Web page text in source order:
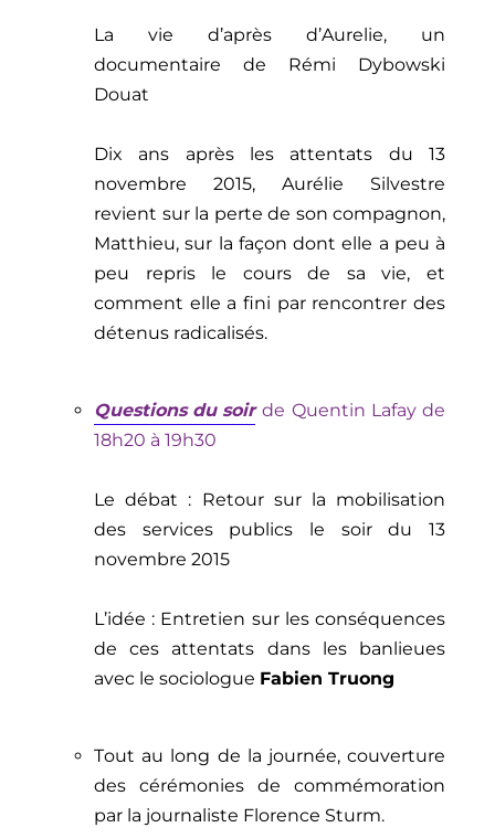
La vie d’après d’Aurelie, un
documentaire de Rémi Dybowski
Douat
Dix ans après les attentats du 13
novembre 2015, Aurélie Silvestre
revient sur la perte de son compagnon,
Matthieu, sur la façon dont elle a peu à
peu repris le cours de sa vie, et
comment elle a fini par rencontrer des
détenus radicalisés.
Questions du soir de Quentin Lafay de
18h20 à 19h30
Le débat : Retour sur la mobilisation
des services publics le soir du 13
novembre 2015
L’idée : Entretien sur les conséquences
de ces attentats dans les banlieues
avec le sociologue Fabien Truong
Tout au long de la journée, couverture
des cérémonies de commémoration
par la journaliste Florence Sturm.